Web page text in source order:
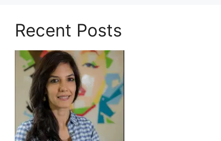
Recent Posts